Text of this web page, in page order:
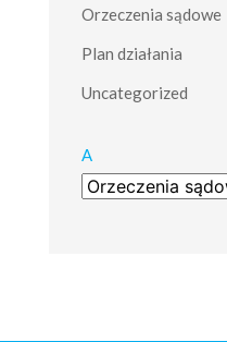
Orzeczenia sądowe
Plan działania
Uncategorized
A
a